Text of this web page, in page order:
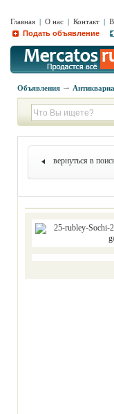
Главная | О нас | Контакт |
Подать объявление
Объявления
вернуться в